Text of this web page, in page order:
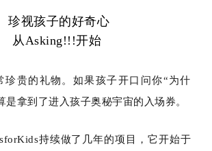
珍视孩子的好奇心
从Asking!!!开始
珍贵的礼物。如果孩子开口问你“为什
是拿到了进入孩子奥秘宇宙的入场券。
持续做了几年的项目，它开始于